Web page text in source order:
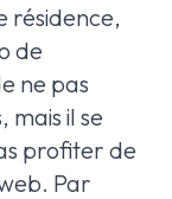
résidence,
de
ne pas
il se
profiter de
Par